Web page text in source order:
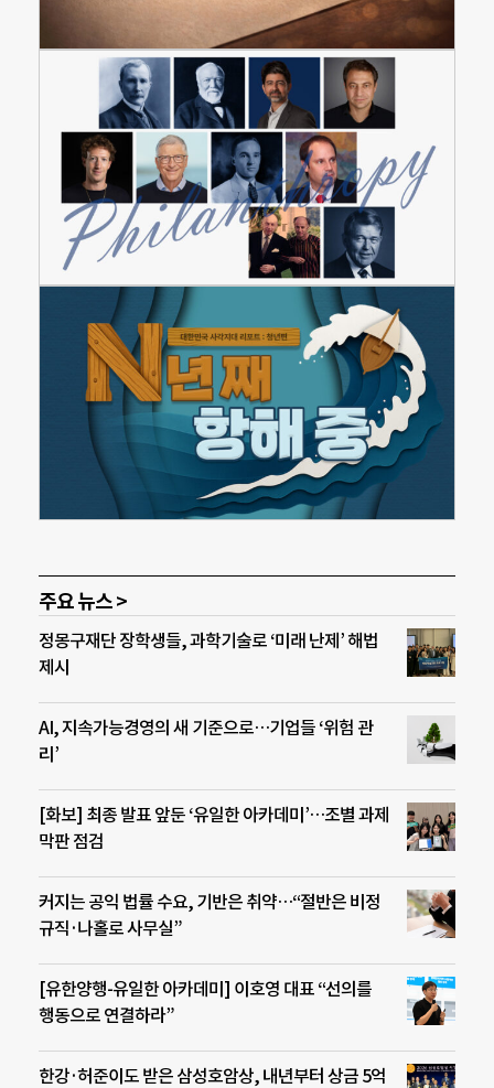
주요 뉴스 >
정몽구재단 장학생들, 과학기술로 ‘미래 난제’ 해법
제시
AI, 지속가능경영의 새 기준으로…기업들 ‘위험 관
리’
[화보] 최종 발표 앞둔 ‘유일한 아카데미’…조별 과제
막판 점검
커지는 공익 법률 수요, 기반은 취약…“절반은 비정
규직·나홀로 사무실”
[유한양행-유일한 아카데미] 이호영 대표 “선의를
행동으로 연결하라”
한강·허준이도 받은 삼성호암상, 내년부터 상금 5억